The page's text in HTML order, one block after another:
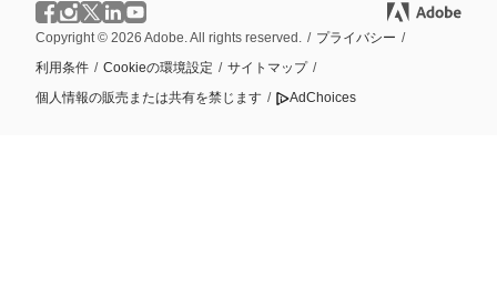
Copyright © 2026 Adobe. All rights reserved. / プライバシー /
利用条件 / Cookieの環境設定 / サイトマップ /
個人情報の販売または共有を禁じます / AdChoices